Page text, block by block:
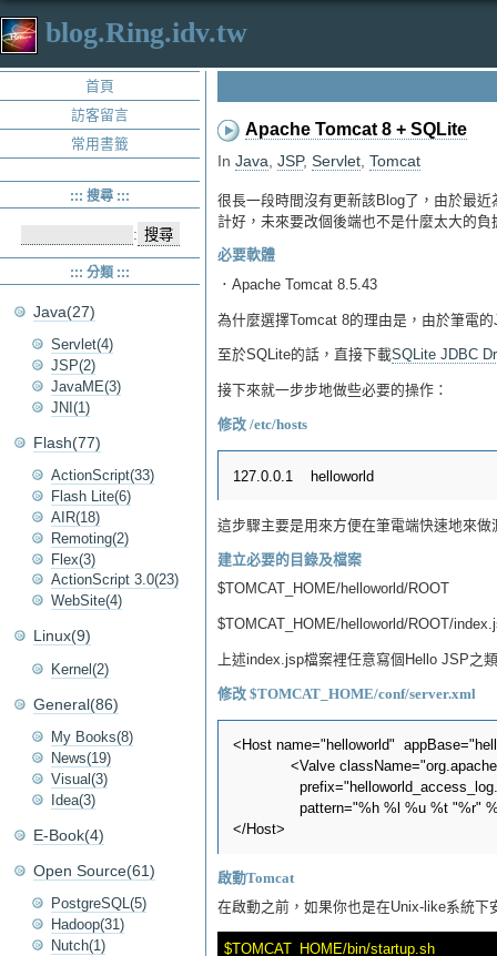
blog.Ring.idv.tw
Apache Tomcat 8 + SQLite
In Java JSP, Servlet Tomcat
很長一段時間沒有更新該Blog了，由於最
計好，未來要改個後端也不是什麼太大的
必要軟體
．Apache Tomcat 8.5.43
為什麼選擇Tomcat 8的理由是，由於筆電
至於SQLite的話，直接下載SQLite JDBC
接下來就一步步地做些必要的操作：
修改 /etc/hosts
127.0.0.1    helloworld
這步驟主要是用來方便在筆電端快速地來
建立必要的目錄及檔案
$TOMCAT_HOME/helloworld/ROOT
$TOMCAT_HOME/helloworld/ROOT/
上述index.jsp檔案裡任意寫個Hello JSP之
修改 $TOMCAT_HOME/conf/server.xml
<Host name="helloworld"
pattern="%h %l %u %t "%r"
啟動Tomcat
在啟動之前，如果你也是在Unix-like系統
首頁
訪客留言
常用書籤
::: 搜尋 :::
:
::: 分類 :::
Java(27)
Servlet(4)
JSP(2)
JavaME(3)
JNI(1)
Flash(77)
ActionScript(33)
Flash Lite(6)
AIR(18)
Remoting(2)
Flex(3)
ActionScript 3.0(23)
WebSite(4)
Linux(9)
Kernel(2)
General(86)
My Books(8)
News(19)
Visual(3)
Idea(3)
E-Book(4)
Open Source(61)
PostgreSQL(5)
Hadoop(31)
Nutch(1)